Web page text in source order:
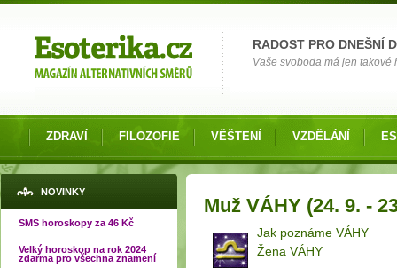
RADOST PRO DNEŠNÍ
Vaše svoboda má jen takové
ZDRAVÍ FILOZOFIE VĚŠTENÍ VZDĚLÁNÍ
NOVINKY
SMS horoskopy za 46 Kč
Velký horoskop na rok 2024
zdarma pro všechna znamení
Muž VÁHY (24. 9. -
Jak poznáme VÁHY
Žena VÁHY